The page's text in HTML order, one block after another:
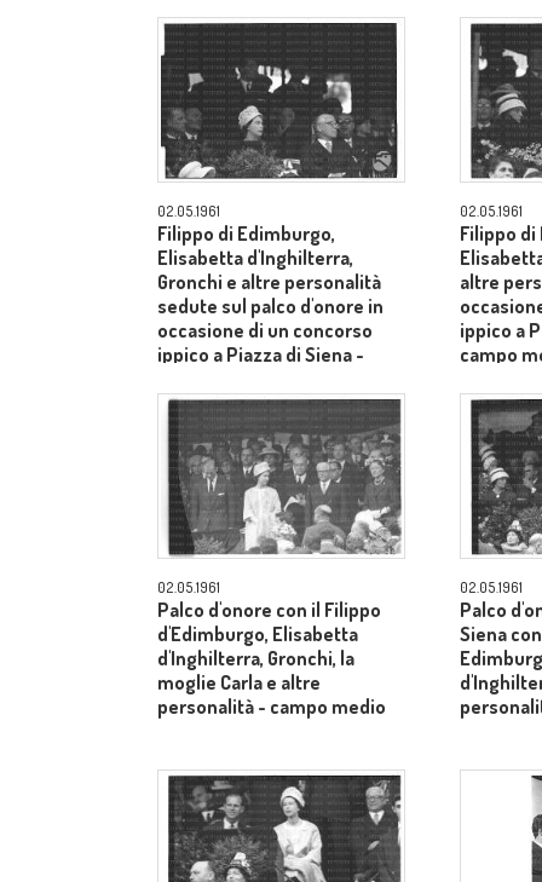
02.05.1961
Filippo di Edimburgo,
Elisabetta d'Inghilterra,
Gronchi e altre personalità
sedute sul palco d'onore in
occasione di un concorso
ippico a Piazza di Siena -
02.05.1961
Filippo di
altre
ippico a
campo
02.05.1961
Palco d'onore con il Filippo
d'Edimburgo, Elisabetta
d'Inghilterra, Gronchi, la
moglie Carla e altre
personalità - campo medio
02.05.1961
Palco
Siena